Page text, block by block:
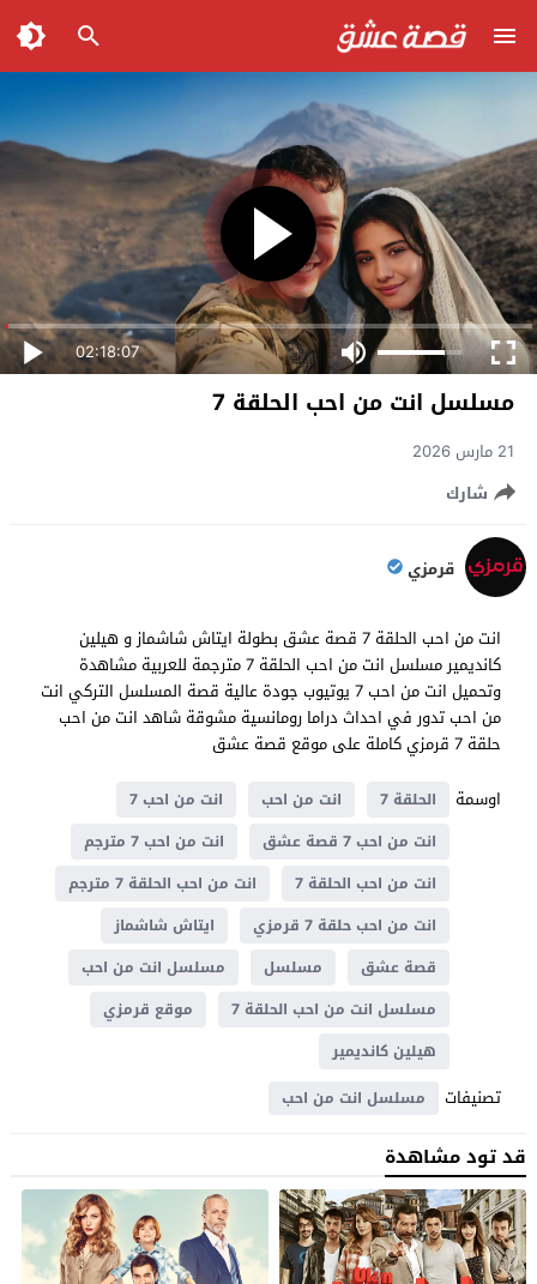
02:18:07
مسلسل انت من احب الحلقة 7
21 مارس 2026
شارك
قرمزي
انت من احب الحلقة 7 قصة عشق بطولة ايتاش شاشماز و هيلين
كانديمير مسلسل انت من احب الحلقة 7 مترجمة للعربية مشاهدة
وتحميل انت من احب 7 يوتيوب جودة عالية قصة المسلسل التركي انت
من احب تدور في احداث دراما ​​رومانسية مشوقة شاهد انت من احب
حلقة 7 قرمزي كاملة على موقع قصة عشق
اوسمة
الحلقة 7 انت من احب
انت من احب 7
انت من احب 7 قصة عشق
انت من احب 7 مترجم
انت من احب الحلقة 7
انت من احب الحلقة 7 مترجم
انت من احب حلقة 7 قرمزي
ايتاش شاشماز
قصة عشق
مسلسل
مسلسل انت من احب
مسلسل انت من احب الحلقة 7
موقع قرمزي
هيلين كانديمير
تصنيفات مسلسل انت من احب
قد تود مشاهدة